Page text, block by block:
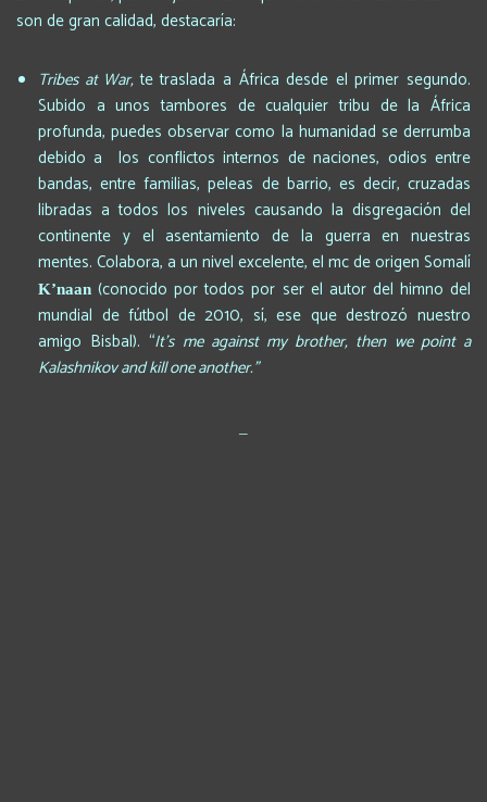
son de gran calidad, destacaría:
Tribes at War,te traslada a África desde el primer segundo.
Subido a unos tambores de cualquier tribu de la África
profunda, puedes observar como la humanidad se derrumba
debido a los conflictos internos de naciones, odios entre
bandas, entre familias, peleas de barrio, es decir, cruzadas
libradas a todos los niveles causando la disgregación del
continente y el asentamiento de la guerra en nuestras
mentes. Colabora, a un nivel excelente, el mc de origen Somalí
K’naan (conocido por todos por ser el autor del himno del
mundial de fútbol de 2010, sí, ese que destrozó nuestro
amigo Bisbal). “It’s me against my brother, then we point a
Kalashnikov and kill one another.”